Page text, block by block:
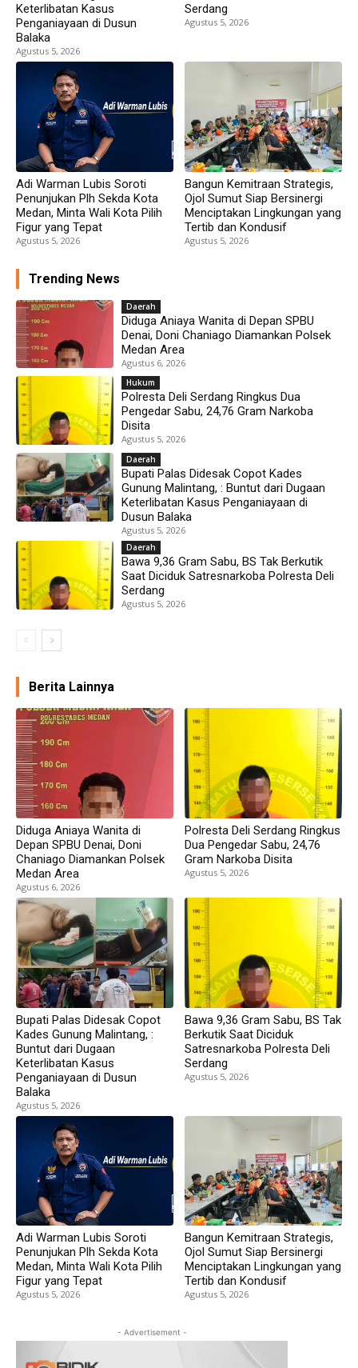
Keterlibatan Kasus
Penganiayaan di Dusun
Balaka
Agustus 5, 2026
Serdang
Agustus 5, 2026
Adi Warman Lubis Soroti
Penunjukan Plh Sekda Kota
Medan, Minta Wali Kota Pilih
Figur yang Tepat
Agustus 5, 2026
Bangun Kemitraan Strategis,
Ojol Sumut Siap Bersinergi
Menciptakan Lingkungan yang
Tertib dan Kondusif
Agustus 5, 2026
Trending News
Daerah
Diduga Aniaya Wanita di Depan SPBU
Denai, Doni Chaniago Diamankan Polsek
Medan Area
Agustus 6, 2026
Hukum
Polresta Deli Serdang Ringkus Dua
Pengedar Sabu, 24,76 Gram Narkoba
Disita
Agustus 5, 2026
Daerah
Bupati Palas Didesak Copot Kades
Gunung Malintang, : Buntut dari Dugaan
Keterlibatan Kasus Penganiayaan di
Dusun Balaka
Agustus 5, 2026
Daerah
Bawa 9,36 Gram Sabu, BS Tak Berkutik
Saat Diciduk Satresnarkoba Polresta Deli
Serdang
Agustus 5, 2026
Berita Lainnya
Diduga Aniaya Wanita di
Depan SPBU Denai, Doni
Chaniago Diamankan Polsek
Medan Area
Agustus 6, 2026
Polresta Deli Serdang Ringkus
Dua Pengedar Sabu, 24,76
Gram Narkoba Disita
Agustus 5, 2026
Bupati Palas Didesak Copot
Kades Gunung Malintang, :
Buntut dari Dugaan
Keterlibatan Kasus
Penganiayaan di Dusun
Balaka
Agustus 5, 2026
Bawa 9,36 Gram Sabu, BS Tak
Berkutik Saat Diciduk
Satresnarkoba Polresta Deli
Serdang
Agustus 5, 2026
Adi Warman Lubis Soroti
Penunjukan Plh Sekda Kota
Medan, Minta Wali Kota Pilih
Figur yang Tepat
Agustus 5, 2026
Bangun Kemitraan Strategis,
Ojol Sumut Siap Bersinergi
Menciptakan Lingkungan yang
Tertib dan Kondusif
Agustus 5, 2026
- Advertisement -